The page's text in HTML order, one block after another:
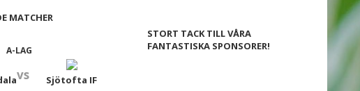
MATCHER
A-LAG
vs Sjötofta IF
STORT TACK TILL VÅRA
FANTASTISKA SPONSORER!